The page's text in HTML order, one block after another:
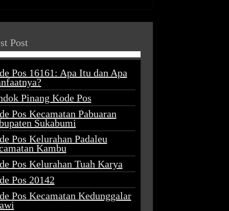
Post
Pos 16161: Apa Itu dan Apa
Pinang Kode Pos
Pos Kecamatan Pabuaran
Sukabumi
Pos Kelurahan Padaleu
Kambu
Pos Kelurahan Tuah Karya
Pos 20142
Pos Kecamatan Kedunggalar